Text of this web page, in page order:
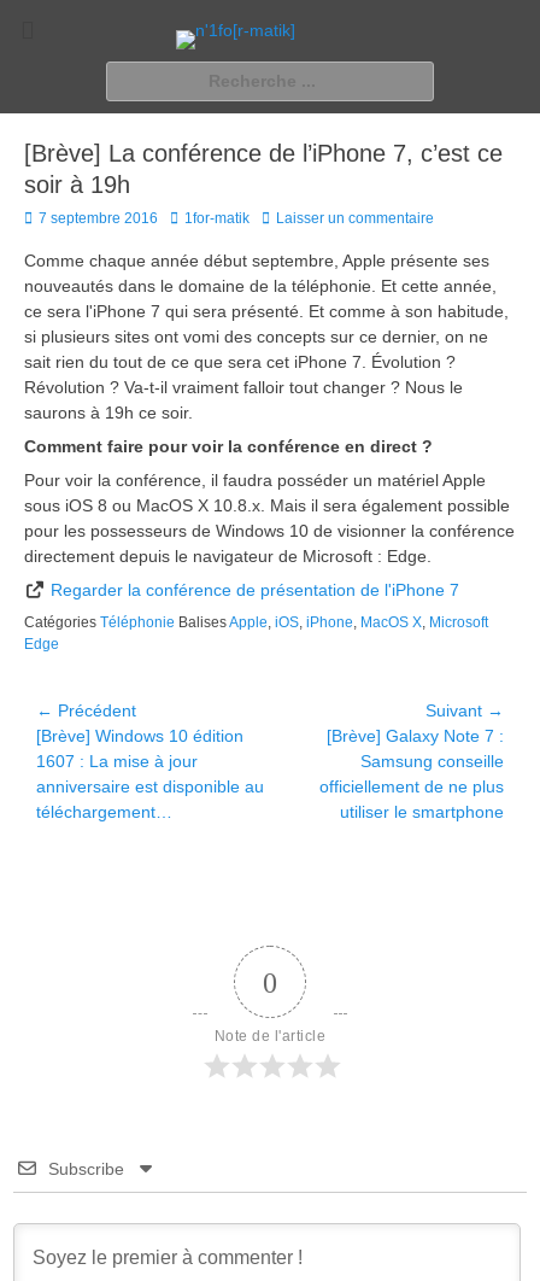
n'1fo[r-matik]
Pour les nymphos d'infos en info…
[Brève] La conférence de l’iPhone 7, c’est ce
soir à 19h
Posted
7 septembre 2016 Author
1for-matik Laisser un commentaire
Comme chaque année début septembre, Apple présente ses
nouveautés dans le domaine de la téléphonie. Et cette année,
ce sera l'iPhone 7 qui sera présenté. Et comme à son habitude,
si plusieurs sites ont vomi des concepts sur ce dernier, on ne
sait rien du tout de ce que sera cet iPhone 7. Évolution ?
Révolution ? Va-t-il vraiment falloir tout changer ? Nous le
saurons à 19h ce soir.
Comment faire pour voir la conférence en direct ?
Pour voir la conférence, il faudra posséder un matériel Apple
sous iOS 8 ou MacOS X 10.8.x. Mais il sera également possible
pour les possesseurs de Windows 10 de visionner la conférence
directement depuis le navigateur de Microsoft : Edge.
Regarder la conférence de présentation de l'iPhone 7
Catégories Téléphonie BalisesApple, iOS, iPhone, MacOS X, Microsoft
Edge
Navigation
de
l’article
← Précédent
Article
précédent :
[Brève] Windows 10 édition
1607 : La mise à jour
anniversaire est disponible au
téléchargement…
Suivant →
[Brève] Galaxy Note 7 :
Samsung conseille
officiellement de ne plus
utiliser le smartphone
0
Note de l'article
Subscribe